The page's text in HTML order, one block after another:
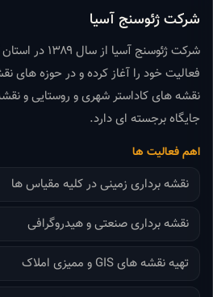
شرکت ژئوسنج آسیا
شرکت ژئوسنج
نقشه های کاداستر شهری و روستایی و
جایگاه برجسته ای دارد.
اهم فعالیت ها
نقشه برداری زمینی در کلیه مقیاس ها
نقشه برداری صنعتی و هیدروگرافی
تهیه نقشه های GIS و ممیزی املاک